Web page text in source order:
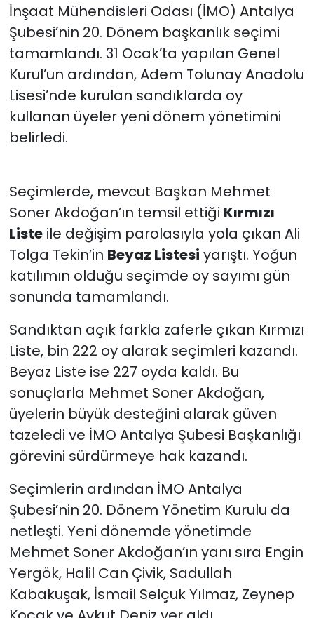
İnşaat Mühendisleri Odası (İMO) Antalya
Şubesi’nin 20. Dönem başkanlık seçimi
tamamlandı. 31 Ocak’ta yapılan Genel
Kurul’un ardından, Adem Tolunay Anadolu
Lisesi’nde kurulan sandıklarda oy
kullanan üyeler yeni dönem yönetimini
belirledi.
Seçimlerde, mevcut Başkan Mehmet
Soner Akdoğan’ın temsil ettiği Kırmızı
Listeile değişim parolasıyla yola çıkan Ali
Tolga Tekin’in Beyaz Listesi yarıştı. Yoğun
katılımın olduğu seçimde oy sayımı gün
sonunda tamamlandı.
Sandıktan açık farkla zaferle çıkan Kırmızı
Liste, bin 222 oy alarak seçimleri kazandı.
Beyaz Liste ise 227 oyda kaldı. Bu
sonuçlarla Mehmet Soner Akdoğan,
üyelerin büyük desteğini alarak güven
tazeledi ve İMO Antalya Şubesi Başkanlığı
görevini sürdürmeye hak kazandı.
Seçimlerin ardından İMO Antalya
Şubesi’nin 20. Dönem Yönetim Kurulu da
netleşti. Yeni dönemde yönetimde
Mehmet Soner Akdoğan’ın yanı sıra Engin
Yergök, Halil Can Çivik, Sadullah
Kabakuşak, İsmail Selçuk Yılmaz, Zeynep